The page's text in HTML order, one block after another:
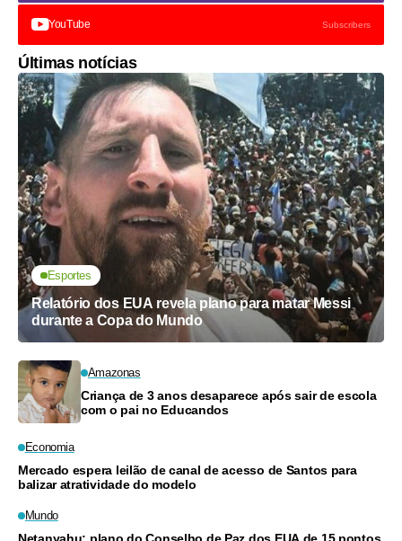
YouTube Subscribers
Últimas notícias
Esportes
Relatório dos EUA revela plano para matar Messi
durante a Copa do Mundo
Amazonas
Criança de 3 anos desaparece após sair de escola
com o pai no Educandos
Economia
Mercado espera leilão de canal de acesso de Santos para
balizar atratividade do modelo
Mundo